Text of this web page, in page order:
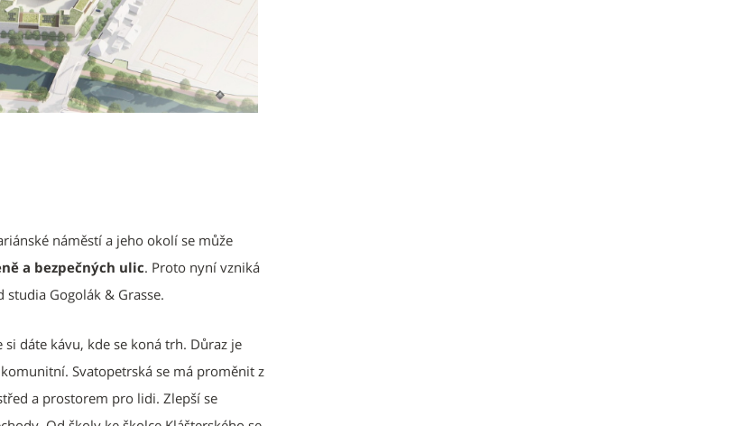
náměstí a jeho okolí se může
a bezpečných ulic. Proto nyní vzniká
studia Gogolák & Grasse.
si dáte kávu, kde se koná trh. Důraz je
Svatopetrská se má proměnit z
a prostorem pro lidi. Zlepší se